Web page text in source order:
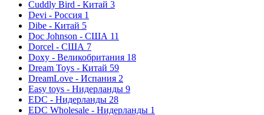
Cuddly Bird - Китай 3
Devi - Россия 1
Dibe - Китай 5
Doc Johnson - США 11
Dorcel - США 7
Doxy - Великобритания 18
Dream Toys - Китай 59
DreamLove - Испания 2
Easy toys - Нидерланды 9
EDC - Нидерланды 28
EDC Wholesale - Нидерланды 1